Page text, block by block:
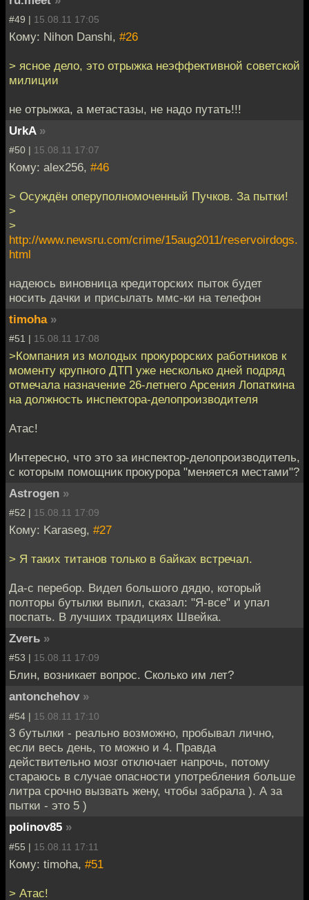
#49 | 15.08.11 17:05
Кому: Nihon Danshi, #26
> ясное дело, это отрыжка неэффективной советской
милиции
не отрыжка, а метастазы, не надо путать!!!
UrkA »
#50 | 15.08.11 17:07
Кому: alex256, #46
> Осуждён оперуполномоченный Пучков. За пытки!
>
>
http://www.newsru.com/crime/15aug2011/reservoirdogs.
html
надеюсь виновница кредиторских пыток будет
носить дачки и присылать ммс-ки на телефон
timoha »
#51 | 15.08.11 17:08
>Компания из молодых прокурорских работников к
моменту крупного ДТП уже несколько дней подряд
отмечала назначение 26-летнего Арсения Лопаткина
на должность инспектора-делопроизводителя
Атас!
Интересно, что это за инспектор-делопроизводитель,
с которым помощник прокурора "меняется местами"?
Astrogen »
#52 | 15.08.11 17:09
Кому: Karaseg, #27
> Я таких титанов только в байках встречал.
Да-с перебор. Видел большого дядю, который
полторы бутылки выпил, сказал: "Я-все" и упал
поспать. В лучших традициях Швейка.
Zverь »
#53 | 15.08.11 17:09
Блин, возникает вопрос. Сколько им лет?
antonchehov »
#54 | 15.08.11 17:10
3 бутылки - реально возможно, пробывал лично,
если весь день, то можно и 4. Правда
действительно мозг отключает напрочь, потому
стараюсь в случае опасности употребления больше
литра срочно вызвать жену, чтобы забрала ). А за
пытки - это 5 )
polinov85 »
#55 | 15.08.11 17:11
Кому: timoha, #51
> Атас!